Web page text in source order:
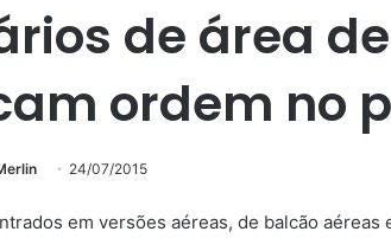
de área
ordem no
24/07/2015
em versões aéreas, de balcão